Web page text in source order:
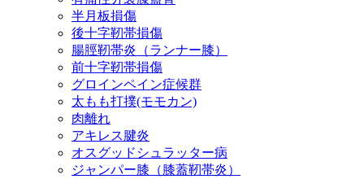
半月板損傷
後十字靭帯損傷
腸脛靭帯炎（ランナー膝）
前十字靭帯損傷
グロインペイン症候群
太もも打撲(モモカン)
肉離れ
アキレス腱炎
オスグッドシュラッター病
ジャンパー膝（膝蓋靭帯炎）